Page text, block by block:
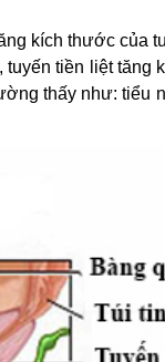
kích thước của
tiền liệt tăng
thấy như: tiểu